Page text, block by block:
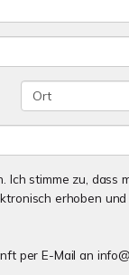
Ich stimme zu, dass
erhoben und
per E-Mail an